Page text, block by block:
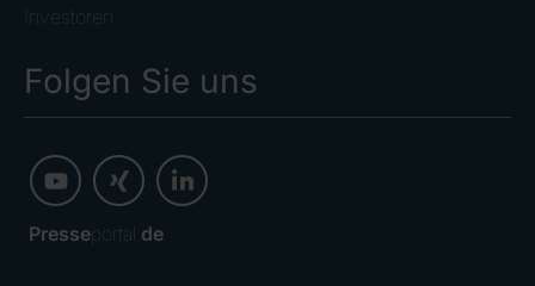
Investoren
Folgen Sie uns
Presseportal. de